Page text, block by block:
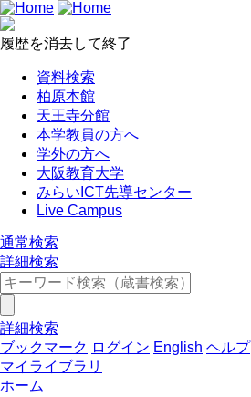
履歴を消去して終了
資料検索
柏原本館
天王寺分館
本学教員の方へ
学外の方へ
大阪教育大学
みらいICT先導センター
Live Campus
通常検索
詳細検索
詳細検索
ブックマーク ログイン English ヘルプ
マイライブラリ
ホーム